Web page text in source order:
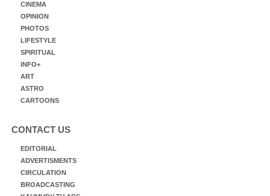
CINEMA
OPINION
PHOTOS
LIFESTYLE
SPIRITUAL
INFO+
ART
ASTRO
CARTOONS
CONTACT US
EDITORIAL
ADVERTISMENTS
CIRCULATION
BROADCASTING